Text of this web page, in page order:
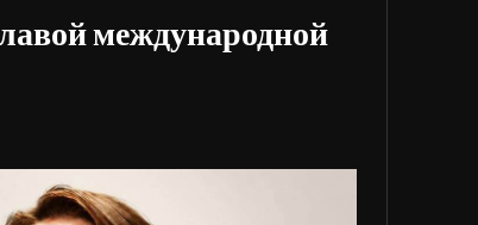
международной